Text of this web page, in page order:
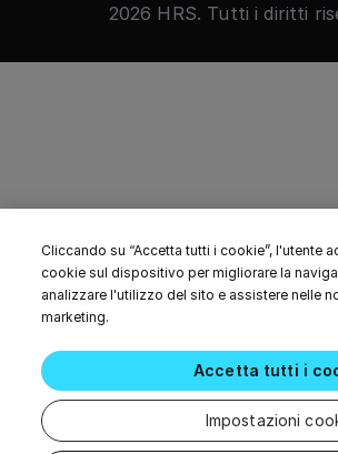
2026 HRS. Tutti i diritti
Cliccando su “Accetta tutti i cookie”, l'utente
cookie sul dispositivo per migliorare la
analizzare l'utilizzo del sito e assistere nelle
marketing.
Impostazioni
Accetta tutti i